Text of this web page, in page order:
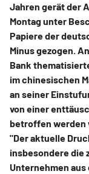
Jahren gerät der
Montag unter
Papiere der
Minus gezogen.
Bank
im chinesischen
an seiner
von einer
betroffen werden
"Der aktuelle
insbesondere die
Unternehmen